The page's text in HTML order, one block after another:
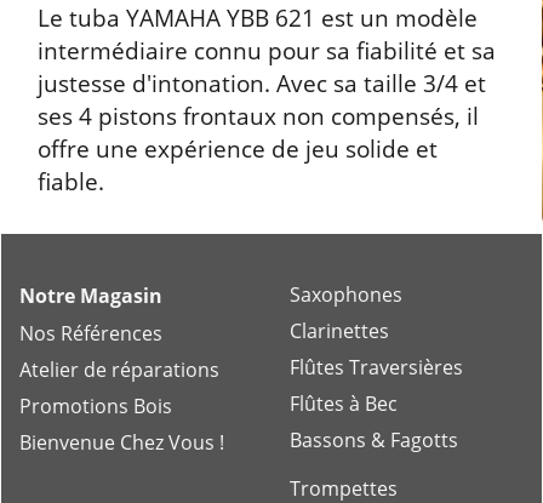
Le tuba YAMAHA YBB 621 est un modèle
intermédiaire connu pour sa fiabilité et sa
justesse d'intonation. Avec sa taille 3/4 et
ses 4 pistons frontaux non compensés, il
offre une expérience de jeu solide et
fiable.
Notre Magasin
Nos Références
Atelier de réparations
Promotions Bois
Bienvenue Chez Vous !
Saxophones
Clarinettes
Flûtes Traversières
Flûtes à Bec
Bassons & Fagotts
Trompettes